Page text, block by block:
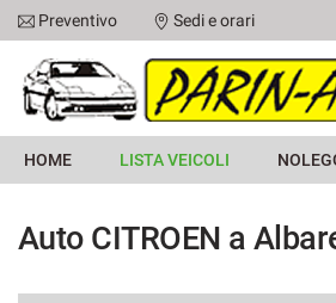
HOME
LISTA VEICOLI
NOLEGGIO A BREVE TERMINE
Preventivo Sedi e orari
HOME LISTA VEICOLI
Auto CITROEN a